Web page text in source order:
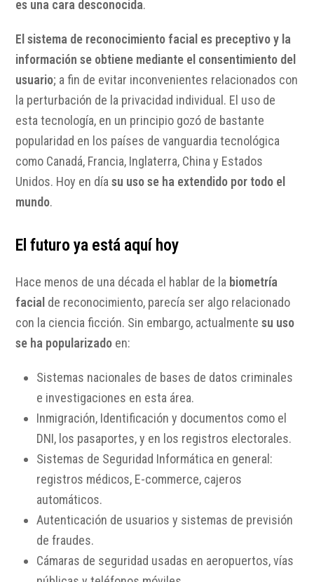
es una cara desconocida.
El sistema de reconocimiento facial es preceptivo y la
información se obtiene mediante el consentimiento del
usuario; a fin de evitar inconvenientes relacionados con
la perturbación de la privacidad individual. El uso de
esta tecnología, en un principio gozó de bastante
popularidad en los países de vanguardia tecnológica
como Canadá, Francia, Inglaterra, China y Estados
Unidos. Hoy en díasu uso se ha extendido por todo el
mundo.
El futuro ya está aquí hoy
Hace menos de una década el hablar de la biometría
facial de reconocimiento, parecía ser algo relacionado
con la ciencia ficción. Sin embargo, actualmentesu uso
se ha popularizado en:
Sistemas nacionales de bases de datos criminales
e investigaciones en esta área.
Inmigración, Identificación y documentos como el
DNI, los pasaportes, y en los registros electorales.
Sistemas de Seguridad Informática en general:
registros médicos, E-commerce, cajeros
automáticos.
Autenticación de usuarios y sistemas de previsión
de fraudes.
Cámaras de seguridad usadas en aeropuertos, vías